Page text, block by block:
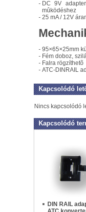
- DC 9V
mûködéshez
- 25 mA / 12V
- 95×65×25mm
- Fém doboz,
- Falra rögzíthetõ
- ATC-DINRAIL
Kapcsolódó
Nincs kapcsolódó
Kapcsolódó
DIN RAIL